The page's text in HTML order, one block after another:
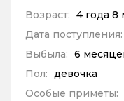
Возраст: 4 года 8
Дата поступления:
Выбыла: 6
Пол: девочка
Особые приметы: